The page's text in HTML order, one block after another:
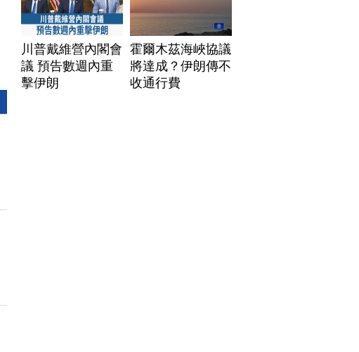
川普戴維營內閣會
議 預告數週內重
擊伊朗
霍爾木茲海峽協議
將達成？伊朗傳不
收通行費